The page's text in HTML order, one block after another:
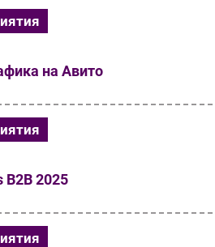
на Авито
B2B 2025